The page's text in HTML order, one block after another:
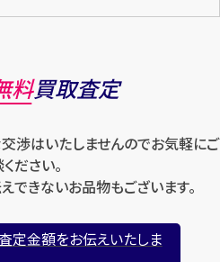
料買取査定
渉はいたしませんのでお気軽にご
ださい。
できないお品物もございます。
定金額をお伝えいたしま